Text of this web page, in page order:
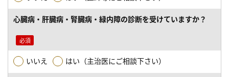
心臓病・肝臓病・腎臓病・緑内障の診断を受けていますか？
いいえ はい（主治医にご相談下さい）